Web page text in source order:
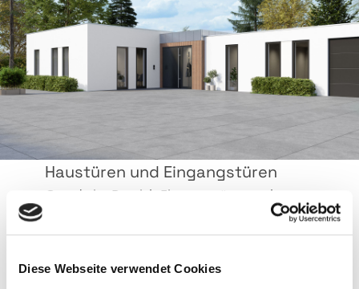
Diese Webseite verwendet Cookies
Haustüren und Eingangstüren
Gerade im Bereich Eingangstüren stehen
Gebäudeplaner immer wieder vor dem
Konflikt zwischen maximaler
Wärmedämmung und Robustheit einerseits